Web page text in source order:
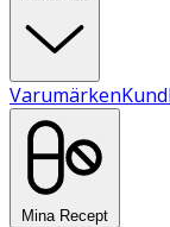
Varumärken
Mina Recept